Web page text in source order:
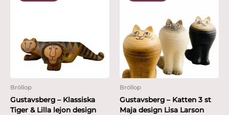
Bröllop
Gustavsberg – Klassiska
Tiger & Lilla lejon design
Bröllop
Gustavsberg – Katten 3 st
Maja design Lisa Larson
3,999 kr.